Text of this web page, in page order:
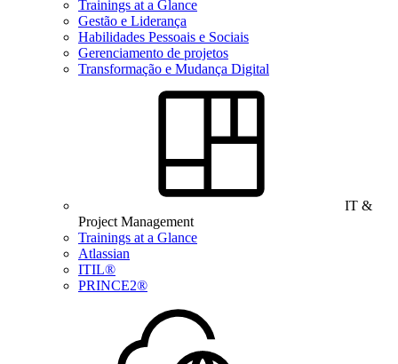
Trainings at a Glance
Gestão e Liderança
Habilidades Pessoais e Sociais
Gerenciamento de projetos
Transformação e Mudança Digital
IT &
Project Management
Trainings at a Glance
Atlassian
ITIL®
PRINCE2®